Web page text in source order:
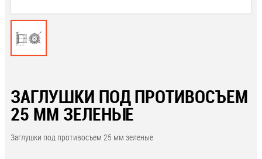
ЗАГЛУШКИ ПОД ПРОТИВОСЪЕМ
25 ММ ЗЕЛЕНЫЕ
Заглушки под противосъем 25 мм зеленые